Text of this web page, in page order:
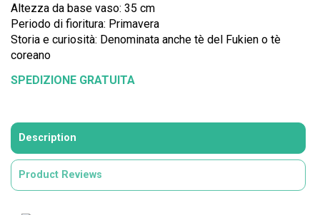
Altezza da base vaso: 35 cm
Periodo di fioritura: Primavera
Storia e curiosità: Denominata anche tè del Fukien o tè
coreano
SPEDIZIONE GRATUITA
Description
Product Reviews